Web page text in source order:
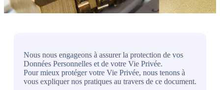
Nous nous engageons à assurer la protection de vos
Données Personnelles et de votre Vie Privée.
Pour mieux protéger votre Vie Privée, nous tenons à
vous expliquer nos pratiques au travers de ce document.